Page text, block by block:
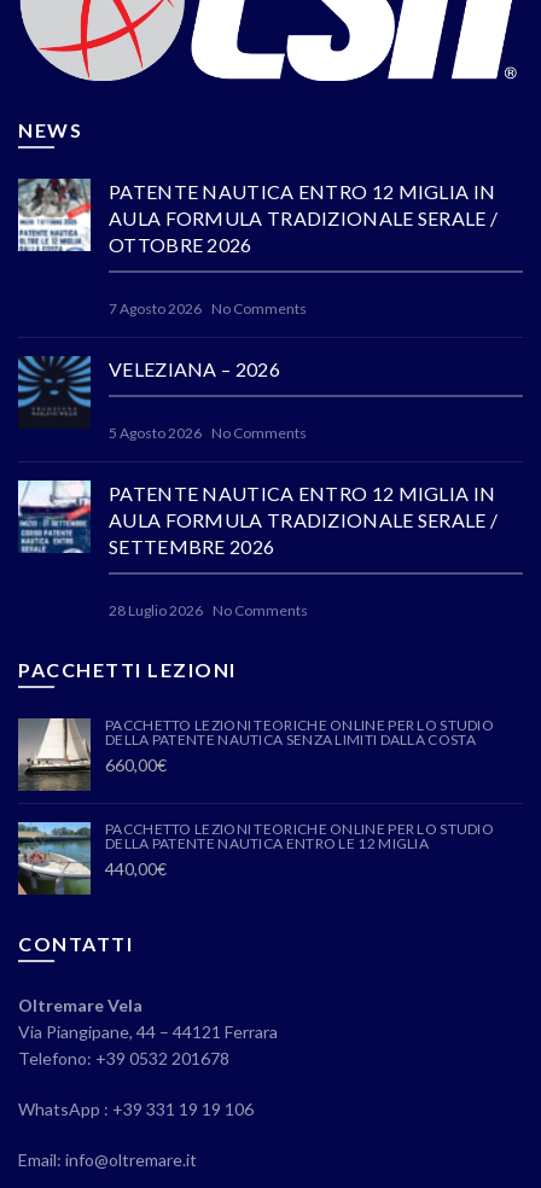
NEWS
PATENTE NAUTICA ENTRO 12 MIGLIA IN
AULA FORMULA TRADIZIONALE SERALE /
OTTOBRE 2026
7 Agosto 2026 No Comments
VELEZIANA – 2026
5 Agosto 2026 No Comments
PATENTE NAUTICA ENTRO 12 MIGLIA IN
AULA FORMULA TRADIZIONALE SERALE /
SETTEMBRE 2026
28 Luglio 2026 No Comments
PACCHETTI LEZIONI
PACCHETTO LEZIONI TEORICHE ONLINE PER LO STUDIO
DELLA PATENTE NAUTICA SENZA LIMITI DALLA COSTA
660,00€
PACCHETTO LEZIONI TEORICHE ONLINE PER LO STUDIO
DELLA PATENTE NAUTICA ENTRO LE 12 MIGLIA
440,00€
CONTATTI
Oltremare Vela
Via Piangipane, 44 – 44121 Ferrara
Telefono: +39 0532 201678
WhatsApp : +39 331 19 19 106
Email: info@oltremare.it